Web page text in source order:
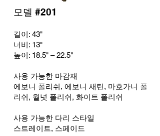
모델 #201
길이: 43"
너비: 13"
높이: 18.5" – 22.5"
사용 가능한 마감재
에보니 폴리쉬, 에보니 새틴, 마호가니 폴
리쉬, 월넛 폴리쉬, 화이트 폴리쉬
사용 가능한 다리 스타일
스트레이트, 스페이드